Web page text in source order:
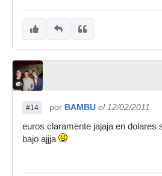
#14 por BAMBU el 12/02/2011
euros claramente jajaja en dolares
bajo ajjja